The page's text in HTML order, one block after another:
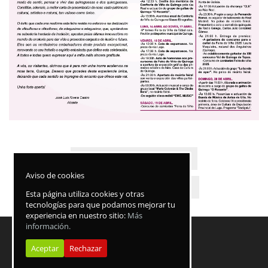
Aviso de cookies
Esta página utiliza cookies y otras
tecnologías para que podamos mejorar tu
experiencia en nuestro sitio: Más
información.
Aceptar Rechazar